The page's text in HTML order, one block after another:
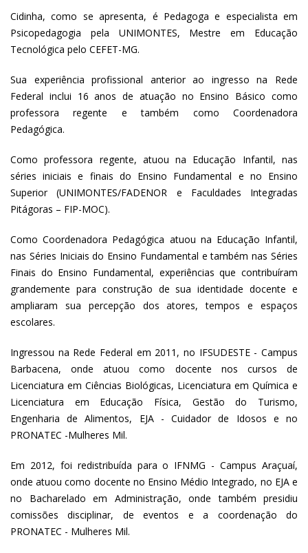
Cidinha, como se apresenta, é Pedagoga e especialista em
Psicopedagogia pela UNIMONTES, Mestre em Educação
Tecnológica pelo CEFET-MG.
Sua experiência profissional anterior ao ingresso na Rede
Federal inclui 16 anos de atuação no Ensino Básico como
professora regente e também como Coordenadora
Pedagógica.
Como professora regente, atuou na Educação Infantil, nas
séries iniciais e finais do Ensino Fundamental e no Ensino
Superior (UNIMONTES/FADENOR e Faculdades Integradas
Pitágoras – FIP-MOC).
Como Coordenadora Pedagógica atuou na Educação Infantil,
nas Séries Iniciais do Ensino Fundamental e também nas Séries
Finais do Ensino Fundamental, experiências que contribuíram
grandemente para construção de sua identidade docente e
ampliaram sua percepção dos atores, tempos e espaços
escolares.
Ingressou na Rede Federal em 2011, no IFSUDESTE - Campus
Barbacena, onde atuou como docente nos cursos de
Licenciatura em Ciências Biológicas, Licenciatura em Química e
Licenciatura em Educação Física, Gestão do Turismo,
Engenharia de Alimentos, EJA - Cuidador de Idosos e no
PRONATEC -Mulheres Mil.
Em 2012, foi redistribuída para o IFNMG - Campus Araçuaí,
onde atuou como docente no Ensino Médio Integrado, no EJA e
no Bacharelado em Administração, onde também presidiu
comissões disciplinar, de eventos e a coordenação do
PRONATEC - Mulheres Mil.